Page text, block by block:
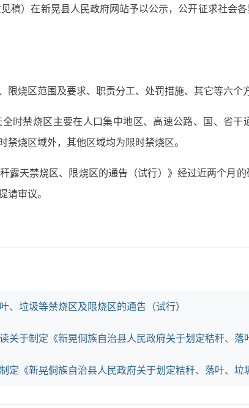
稿）在新晃县人民政府网站予以公示，公开征求社会
限烧区范围及要求、职责分工、处罚措施、其它等六个
时禁烧区主要在人口集中地区、高速公路、国、省
烧区域外，其他区域均为限时禁烧区。
露天禁烧区、限烧区的通告（试行）》经过近两个月
审议。
垃圾等禁烧区及限烧区的通告（试行）